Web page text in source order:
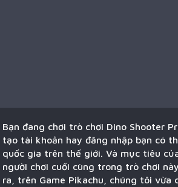
Bạn đang chơi trò chơi Dino Shooter
tạo tài khoản hay đăng nhập bạn có
quốc gia trên thế giới. Và mục tiêu
người chơi cuối cùng trong trò chơi
ra, trên Game Pikachu, chúng tôi